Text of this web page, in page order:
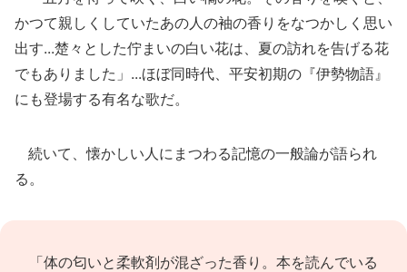
かつて親しくしていたあの人の袖の香りをなつかしく思い
出す...楚々とした佇まいの白い花は、夏の訪れを告げる花
でもありました」...ほぼ同時代、平安初期の『伊勢物語』
にも登場する有名な歌だ。
続いて、懐かしい人にまつわる記憶の一般論が語られ
る。
「体の匂いと柔軟剤が混ざった香り。本を読んでいる